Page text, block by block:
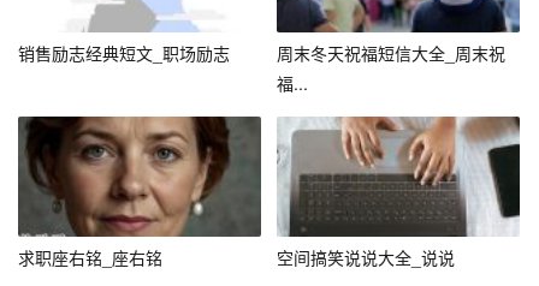
科技巨头还是新兴企业，都在用自己的方式诠释着“创新”、
“责任”与“未来”。它们不仅追求经济效益的增长，更将目光
投向了如何通过科技改善人们的生活质量，如何通过创新
推动社会进步，以及如何在全球化的大背景下承担更多的
国际责任。
新的一年，让我们共同期待这些企业在各自的领域内继续
发光发热，不仅实现自身的跨越发展，也为全球经济的复
苏与繁荣贡献中国力量。同时，也愿每一位读者、每一位
销售励志经典短文_职场励志
周末冬天祝福短信大全_周末祝
福...
求职座右铭_座右铭 空间搞笑说说大全_说说